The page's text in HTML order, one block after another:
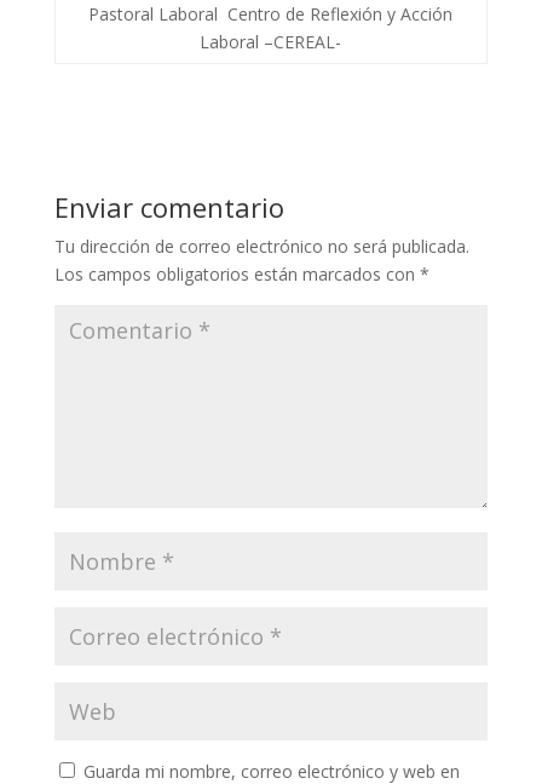
Pastoral Laboral Centro de Reflexión y Acción
Laboral –CEREAL-
Enviar comentario
Tu dirección de correo electrónico no será publicada.
Los campos obligatorios están marcados con *
Guarda mi nombre, correo electrónico y web en